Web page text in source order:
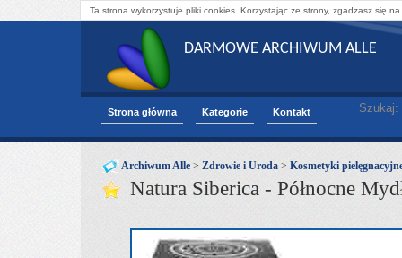
Ta strona wykorzystuje pliki cookies. Korzystając ze strony, zgadzasz się
DARMOWE ARCHIWUM ALLE
Strona główna Kategorie Kontakt Szukaj:
Archiwum Alle > Zdrowie i Uroda > Kosmetyki
Natura Siberica - Północne